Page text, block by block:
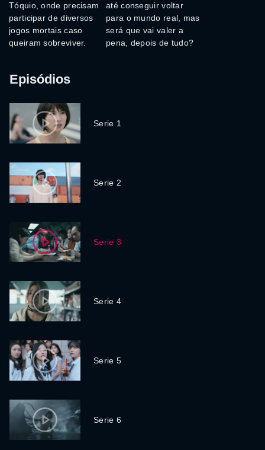
Tóquio, onde precisam
participar de diversos
jogos mortais caso
queiram sobreviver.
até conseguir voltar
para o mundo real, mas
será que vai valer a
pena, depois de tudo?
Episódios
Serie 1
Serie 2
Serie 3
Serie 4
Serie 5
Serie 6